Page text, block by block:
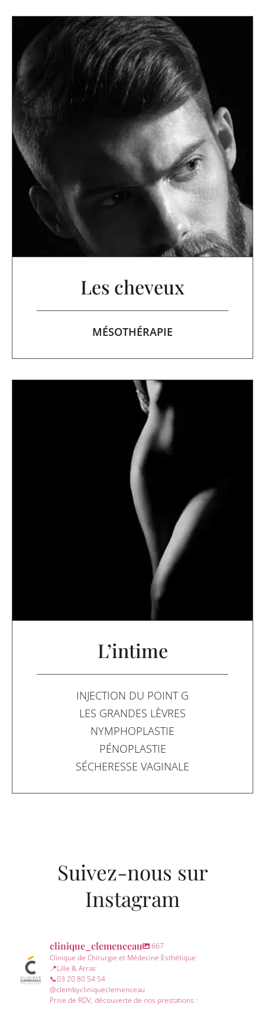
Les cheveux
MÉSOTHÉRAPIE
L’intime
INJECTION DU POINT G
LES GRANDES LÈVRES
NYMPHOPLASTIE
PÉNOPLASTIE
SÉCHERESSE VAGINALE
Suivez-nous sur
Instagram
clinique_clemenceau
667
Clinique de Chirurgie et Médecine Esthétique
📍Lille & Arras
📞03 20 80 54 54
@clembycliniqueclemenceau
Prise de RDV, découverte de nos prestations :